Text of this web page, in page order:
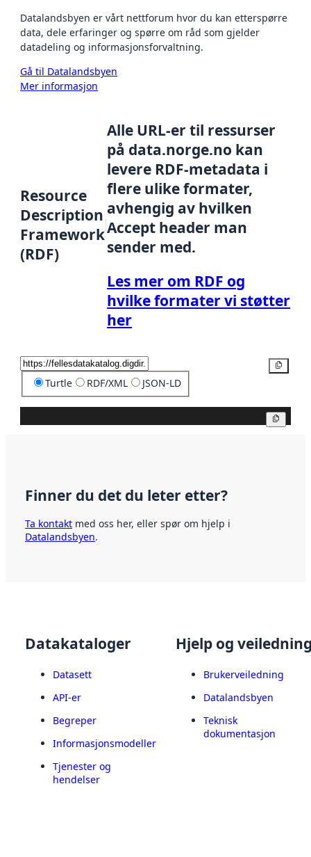
Datalandsbyen er vårt nettforum hvor du kan etterspørre
data, dele erfaringer og spørre om råd som gjelder
datadeling og informasjonsforvaltning.
Gå til Datalandsbyen
Mer informasjon
Resource
Description
Framework
(RDF)
Alle URL-er til ressurser
på data.norge.no kan
levere RDF-metadata i
flere ulike formater,
avhengig av hvilken
Accept header man
sender med.
Les mer om RDF og
hvilke formater vi støtter
her
Turtle RDF/XML JSON-LD
Finner du det du leter etter?
Ta kontakt med oss her, eller spør om hjelp i
Datalandsbyen.
Datakataloger
Datasett
API-er
Begreper
Informasjonsmodeller
Tjenester og
hendelser
Hjelp og
Brukerveiledning
Datalandsbyen
Teknisk
dokumentasjon